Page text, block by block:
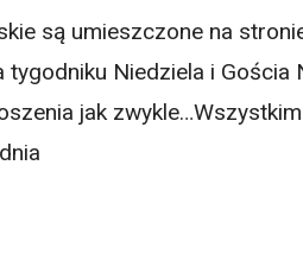
są umieszczone na
Niedziela i Gościa
jak